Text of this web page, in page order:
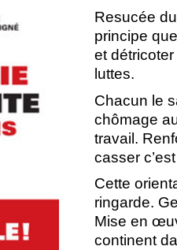
Resucée
principe
et
luttes.
Chacun le
chômage
travail.
casser
Cette
ringarde.
Mise en
continent